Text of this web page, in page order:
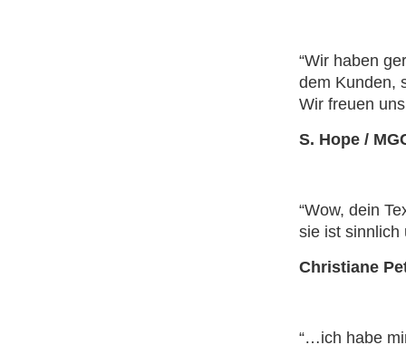
“Wir haben
dem Kunden,
Wir freuen
S. Hope /
“Wow, dein
sie ist
Christiane
“…ich habe